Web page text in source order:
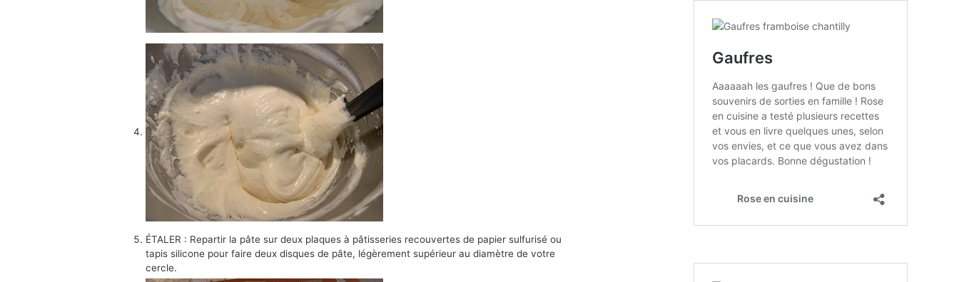
ÉTALER : Repartir la pâte sur deux plaques à pâtisseries recouvertes de papier sulfurisé ou
tapis silicone pour faire deux disques de pâte, légèrement supérieur au diamètre de votre
cercle.